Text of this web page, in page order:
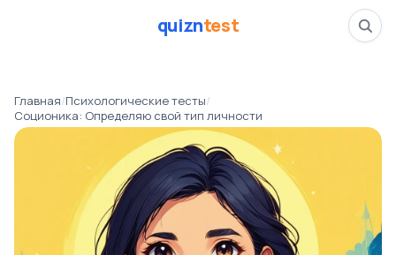
quizntest
Главная/Психологические тесты/
Соционика: Определяю свой тип личности
Соционика:
📅09.03.26
👁️ 509 прошли тест
психология